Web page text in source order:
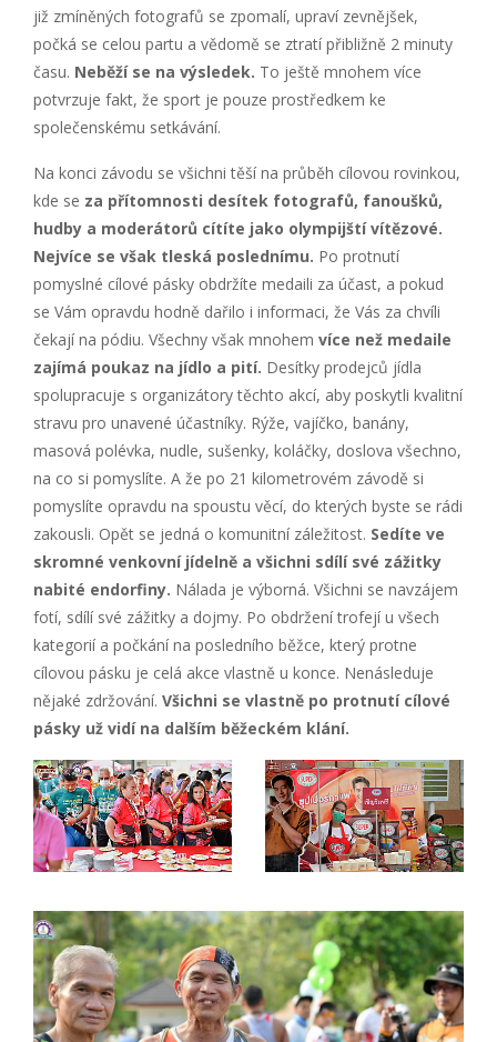
již zmíněných fotografů se zpomalí, upraví zevnějšek,
počká se celou partu a vědomě se ztratí přibližně 2 minuty
času. Neběží se na výsledek. To ještě mnohem více
potvrzuje fakt, že sport je pouze prostředkem ke
společenskému setkávání.
Na konci závodu se všichni těší na průběh cílovou rovinkou,
kde se za přítomnosti desítek fotografů, fanoušků,
hudby a moderátorů cítíte jako olympijští vítězové.
Nejvíce se však tleská poslednímu. Po protnutí
pomyslné cílové pásky obdržíte medaili za účast, a pokud
se Vám opravdu hodně dařilo i informaci, že Vás za chvíli
čekají na pódiu. Všechny však mnohem více než medaile
zajímá poukaz na jídlo a pití. Desítky prodejců jídla
spolupracuje s organizátory těchto akcí, aby poskytli kvalitní
stravu pro unavené účastníky. Rýže, vajíčko, banány,
masová polévka, nudle, sušenky, koláčky, doslova všechno,
na co si pomyslíte. A že po 21 kilometrovém závodě si
pomyslíte opravdu na spoustu věcí, do kterých byste se rádi
zakousli. Opět se jedná o komunitní záležitost. Sedíte ve
skromné venkovní jídelně a všichni sdílí své zážitky
nabité endorfiny. Nálada je výborná. Všichni se navzájem
fotí, sdílí své zážitky a dojmy. Po obdržení trofejí u všech
kategorií a počkání na posledního běžce, který protne
cílovou pásku je celá akce vlastně u konce. Nenásleduje
nějaké zdržování. Všichni se vlastně po protnutí cílové
pásky už vidí na dalším běžeckém klání.